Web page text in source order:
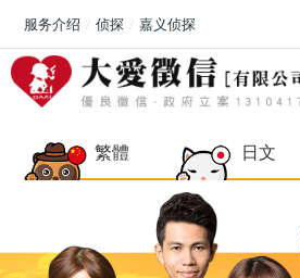
繁體 日文
服务介绍 侦探 嘉义侦探